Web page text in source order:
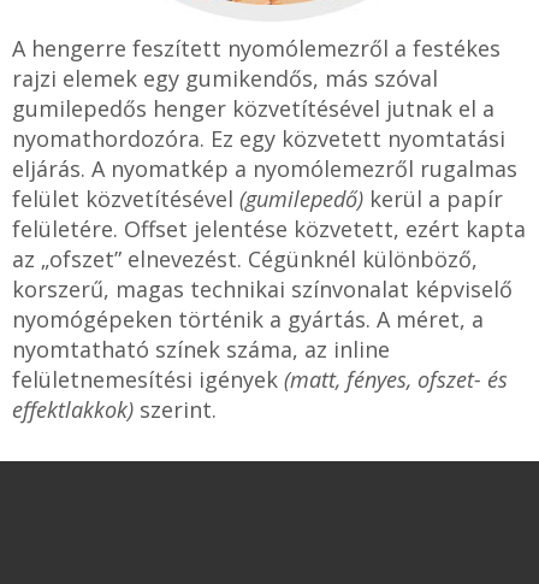
A hengerre feszített nyomólemezről a festékes
rajzi elemek egy gumikendős, más szóval
gumilepedős henger közvetítésével jutnak el a
nyomathordozóra. Ez egy közvetett nyomtatási
eljárás. A nyomatkép a nyomólemezről rugalmas
felület közvetítésével (gumilepedő) kerül a papír
felületére. Offset jelentése közvetett, ezért kapta
az „ofszet” elnevezést. Cégünknél különböző,
korszerű, magas technikai színvonalat képviselő
nyomógépeken történik a gyártás. A méret, a
nyomtatható színek száma, az inline
felületnemesítési igények (matt, fényes, ofszet- és
effektlakkok) szerint.